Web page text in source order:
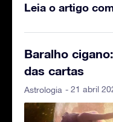
Leia o artigo
Baralho
das cartas
Astrologia - 21 abril